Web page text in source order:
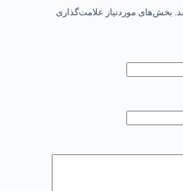
بخش‌های موردنیاز علامت‌گذاری